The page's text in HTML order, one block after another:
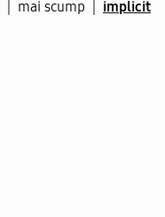
mai scump implicit